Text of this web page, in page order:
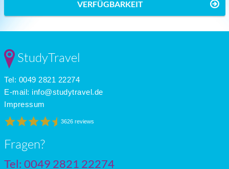
VERFÜGBARKEIT
StudyTravel
Tel: 0049 2821 22274
E-mail: info@studytravel.de
Impressum
3626 reviews
Fragen?
Tel: 0049 2821 22274